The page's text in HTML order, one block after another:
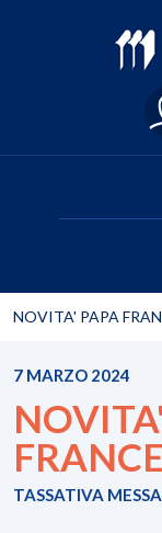
NOVITA' PAPA
7 MARZO 2024
TASSATIVA